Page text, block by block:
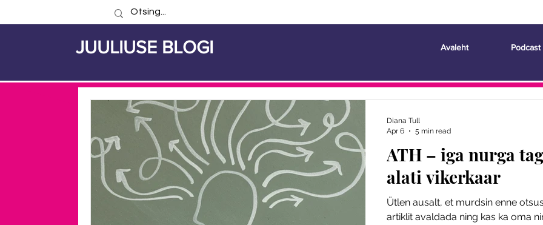
JUULIUSE BLOGI Avaleht Podcast
ATH – iga nurga
alati vikerkaar
Ütlen ausalt, et murdsin enne
artiklit avaldada ning kas ka oma
Diana Tull
Apr 6
5 min read